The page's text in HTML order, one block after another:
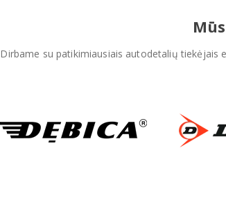
Dirbame su patikimiausiais autodetalių tiekėjais